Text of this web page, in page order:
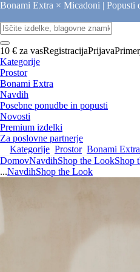
Bonami Extra × Micadoni | Popusti
10 € za vasRegistracijaPrijava
Kategorije
Prostor
Bonami Extra
Navdih
Posebne ponudbe in popusti
Novosti
Premium izdelki
Za poslovne partnerje
Kategorije Prostor Bonami Extra
DomovNavdihShop the LookShop
...NavdihShop the Look